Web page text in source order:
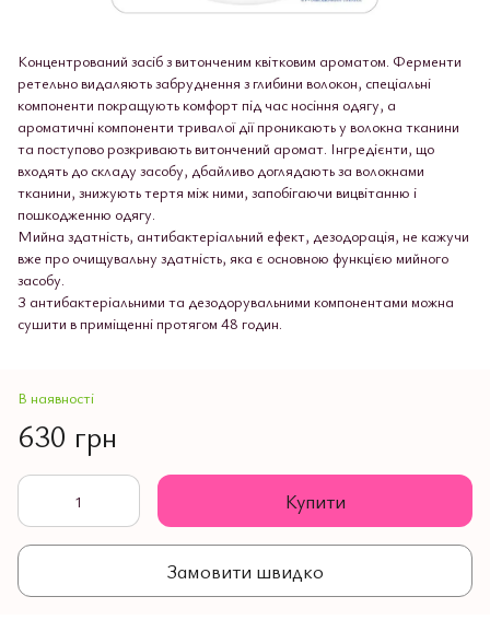
Концентрований засіб з витонченим квітковим ароматом. Ферменти
ретельно видаляють забруднення з глибини волокон, спеціальні
компоненти покращують комфорт під час носіння одягу, а
ароматичні компоненти тривалої дії проникають у волокна тканини
та поступово розкривають витончений аромат. Інгредієнти, що
входять до складу засобу, дбайливо доглядають за волокнами
тканини, знижують тертя між ними, запобігаючи вицвітанню і
пошкодженню одягу.
Мийна здатність, антибактеріальний ефект, дезодорація, не кажучи
вже про очищувальну здатність, яка є основною функцією мийного
засобу.
З антибактеріальними та дезодорувальними компонентами можна
сушити в приміщенні протягом 48 годин.
В наявності
630 грн
Купити
Замовити швидко